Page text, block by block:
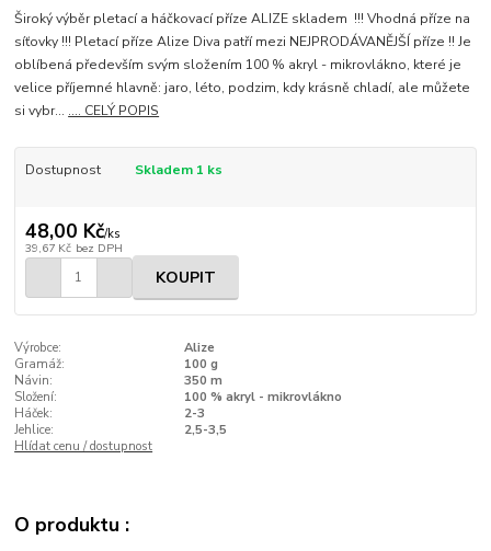
Široký výběr pletací a háčkovací příze ALIZE skladem !!! Vhodná příze na
síťovky !!! Pletací příze Alize Diva patří mezi NEJPRODÁVANĚJŠÍ příze !! Je
oblíbená především svým složením 100 % akryl - mikrovlákno, které je
velice příjemné hlavně: jaro, léto, podzim, kdy krásně chladí, ale můžete
si vybr... .... CELÝ POPIS
Dostupnost Skladem 1 ks
48,00 Kč/ks
39,67 Kč bez DPH
KOUPIT
Výrobce:
Alize
Gramáž:
100 g
Návin:
350 m
Složení:
100 % akryl - mikrovlákno
Háček:
2-3
Jehlice:
2,5-3,5
Hlídat cenu / dostupnost
O produktu :